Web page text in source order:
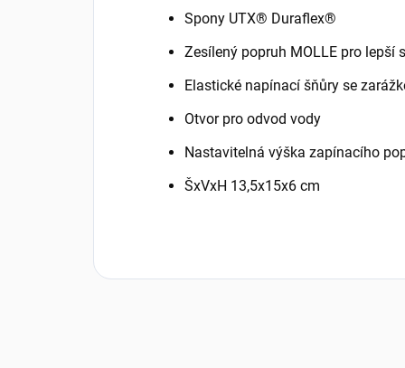
Spony UTX® Duraflex®
Zesílený popruh MOLLE pro lepší
Elastické napínací šňůry se
Otvor pro odvod vody
Nastavitelná výška zapínacího
ŠxVxH 13,5x15x6 cm